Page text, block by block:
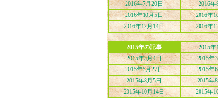
2016年7月20日
2016年
2016年10月5日
2016年
2016年12月14日
2016年
2015年の記事
2015年
2015年3月4日
2015年
2015年5月27日
2015年
2015年8月5日
2015年
2015年10月14日
2015年